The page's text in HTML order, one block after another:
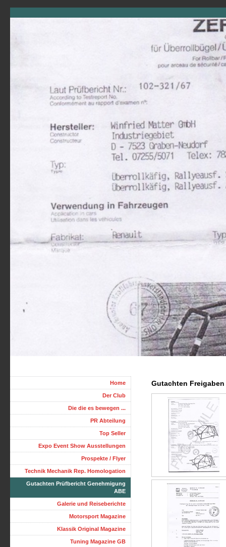
Gutachten
Home
Der Club
Die die es bewegen ...
PR Abteilung
Top Seller
Expo Event Show Ausstellungen
Prospekte / Flyer
Technik Mechanik Rep. Homologation
Gutachten Prüfbericht Genehmigung
ABE
Galerie und Reiseberichte
Motorsport Magazine
Klassik Original Magazine
Tuning Magazine GB